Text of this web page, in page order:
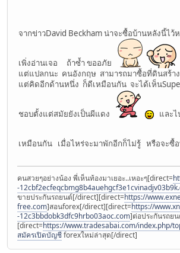
จากข่าวDavid Beckham น่าจะซื้อบ้านหลังนี้ไ
เพิ่งอ่านเจอ ถ้าซ้ำ ขออภัย
แต่แปลกนะ คนอังกฤษ สามารถมาซื้อที่ดินสร้า
แต่คิดอีกด้านหนึ่ง ก็ดีเหมือนกัน จะได้เห็น
ชอบตั้งแต่สมัยยังเป็นผีแดง และไ
เหมือนกัน เมื่อไหร่จะมาพักอีกก็ไม่รู้ หรือจะซื้อ
คนสวยๆอย่างน้อง พี่เห็นท้องมาเยอะ..เหอะๆ[direct=
-
ขายประกันรถยนต์[/direct][direct=https://
free.com]สอนforex[/direct][direct=https://
-12c3bbdobk3dfc9hrbo03aoc.com]ต่อประกันรถย
[direct=https://www.tradesabai.com/index.php/
สมัครเปิดบัญชีforexใหม่ล่าสุด[/direct]